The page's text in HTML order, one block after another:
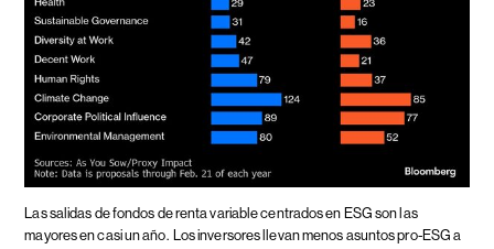
Las salidas de fondos de renta variable centrados en ESG son las
mayores en casi un año. Los inversores llevan menos asuntos pro-ESG a